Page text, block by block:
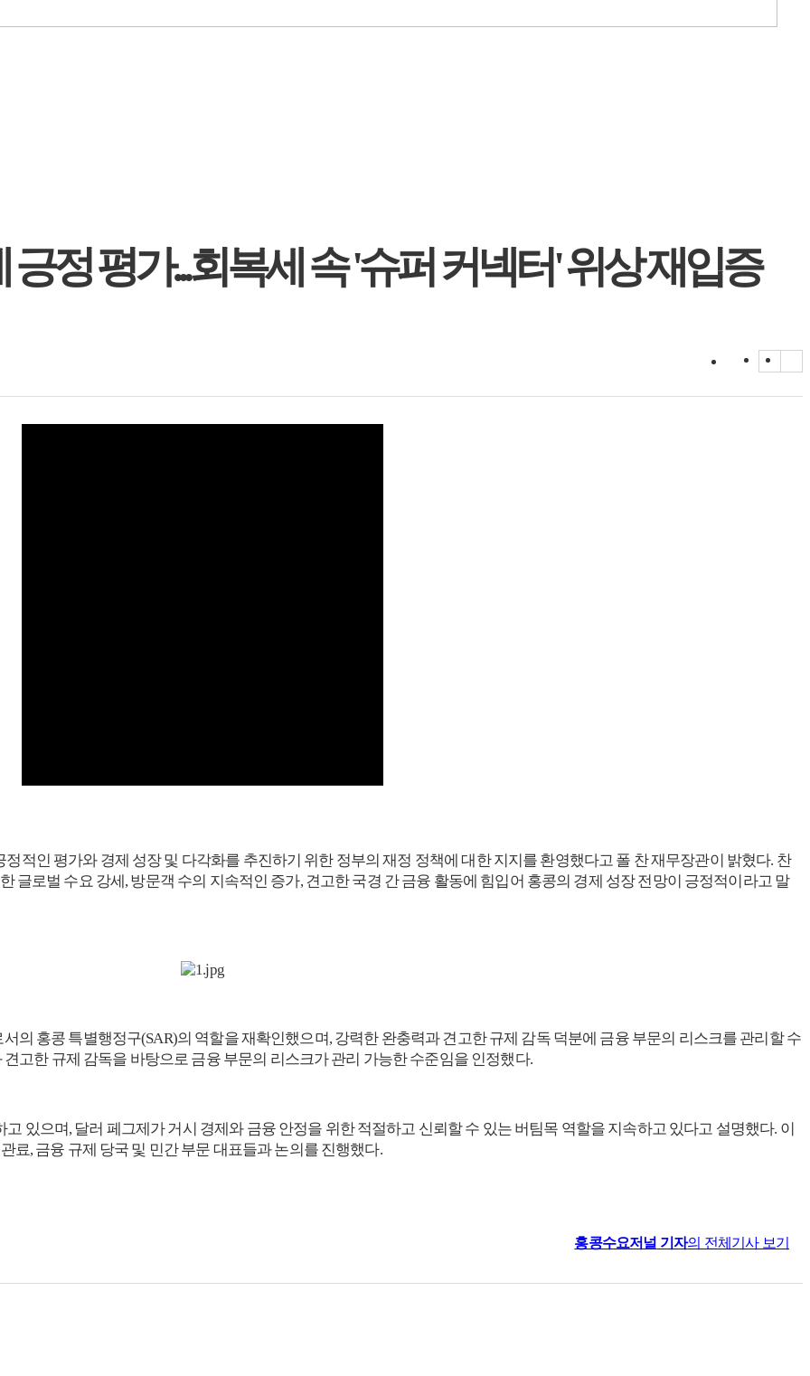
긍정 평가...회복세 속 '슈퍼 커넥터' 위상 재입증
적인 평가와 경제 성장 및 다각화를 추진하기 위한 정부의 재정 정책에 대한 지지를 환영했다고 폴 찬 재무장관이 밝혔다. 찬
글로벌 수요 강세, 방문객 수의 지속적인 증가, 견고한 국경 간 금융 활동에 힘입어 홍콩의 경제 성장 전망이 긍정적이라고 말
의 홍콩 특별행정구(SAR)의 역할을 재확인했으며, 강력한 완충력과 견고한 규제 감독 덕분에 금융 부문의 리스크를 관리할 수
고한 규제 감독을 바탕으로 금융 부문의 리스크가 관리 가능한 수준임을 인정했다.
있으며, 달러 페그제가 거시 경제와 금융 안정을 위한 적절하고 신뢰할 수 있는 버팀목 역할을 지속하고 있다고 설명했다. 이
료, 금융 규제 당국 및 민간 부문 대표들과 논의를 진행했다.
홍콩수요저널 기자의 전체기사 보기